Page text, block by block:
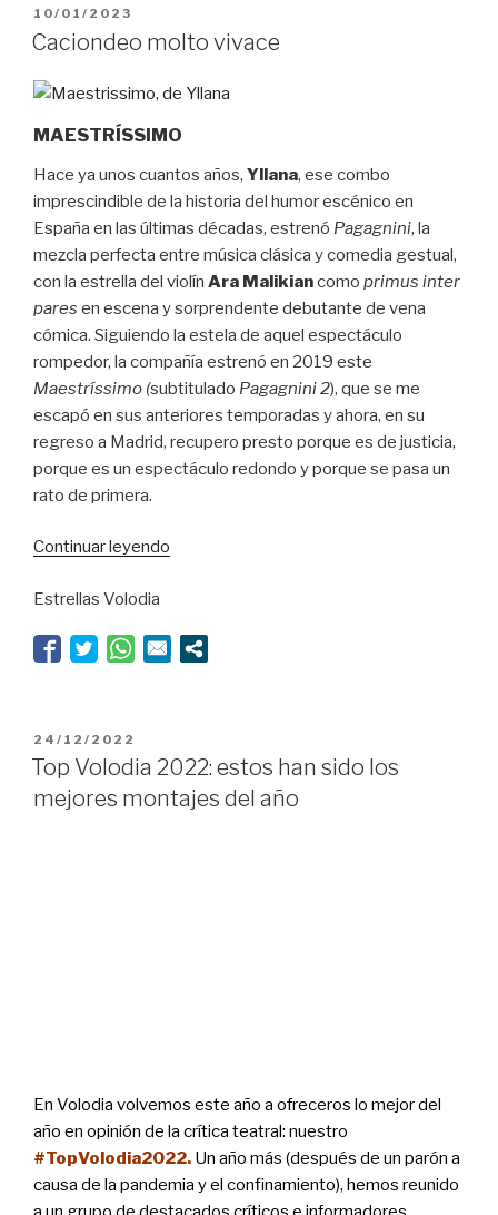
PUBLICADO
EL
10/01/2023
Caciondeo molto vivace
MAESTRÍSSIMO
Hace ya unos cuantos años, Yllana, ese combo
imprescindible de la historia del humor escénico en
España en las últimas décadas, estrenó Pagagnini, la
mezcla perfecta entre música clásica y comedia gestual,
con la estrella del violín Ara Malikiancomo primus inter
pares en escena y sorprendente debutante de vena
cómica. Siguiendo la estela de aquel espectáculo
rompedor, la compañía estrenó en 2019 este
Maestríssimo (subtitulado Pagagnini 2), que se me
escapó en sus anteriores temporadas y ahora, en su
regreso a Madrid, recupero presto porque es de justicia,
porque es un espectáculo redondo y porque se pasa un
rato de primera.
Continuar leyendo
Estrellas Volodia
PUBLICADO
EL
24/12/2022
Top Volodia 2022: estos han sido los
mejores montajes del año
En Volodia volvemos este año a ofreceros lo mejor del
año en opinión de la crítica teatral: nuestro
#TopVolodia2022. Un año más (después de un parón a
causa de la pandemia y el confinamiento), hemos reunido